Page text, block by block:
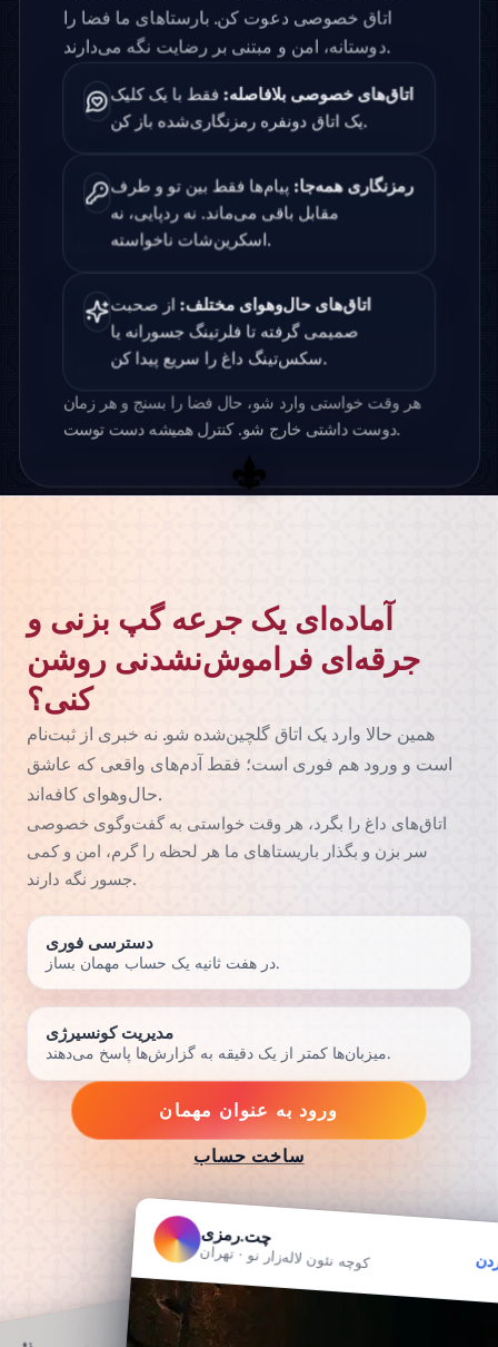
اتاق خصوصی دعوت کن. بارستاهای ما فضا را
اتاق‌های خصوصی بلافاصله: فقط با یک کلیک
رمزنگاری همه‌جا: پیام‌ها فقط بین تو و طرف
مقابل باقی می‌ماند. نه ردپایی، نه
اسکرین‌شات ناخواسته.
اتاق‌های حال‌وهوای مختلف: از صحبت
صمیمی گرفته تا فلرتینگ جسورانه یا
هر وقت خواستی وارد شو، حال فضا را بسنج و هر زمان
دوست داشتی خارج شو. کنترل همیشه دست توست.
آماده‌ای یک جرعه گپ بزنی و
جرقه‌ای فراموش‌نشدنی روشن
کنی؟
همین حالا وارد یک اتاق گلچین‌شده شو. نه خبری از ثبت‌نام
است و ورود هم فوری است؛ فقط آدم‌های واقعی که عاشق
حال‌وهوای کافه‌اند.
اتاق‌های داغ را بگرد، هر وقت خواستی به گفت‌وگوی خصوصی
سر بزن و بگذار باریستاهای ما هر لحظه را گرم، امن و کمی
جسور نگه دارند.
دسترسی فوری
در هفت ثانیه یک حساب مهمان بساز.
مدیریت کونسیرژی
میزبان‌ها کمتر از یک دقیقه به گزارش‌ها پاسخ می‌دهند.
ورود به عنوان مهمان
ساخت حساب
دنبال کردن
چت.رمزی
کوچه نئون لاله‌زار نو · تهران